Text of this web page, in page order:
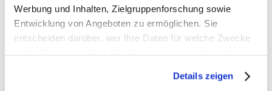
Werbung und Inhalten, Zielgruppenforschung sowie
Entwicklung von Angeboten zu ermöglichen. Sie
entscheiden darüber, wer Ihre Daten für welche Zwecke
Trigger Symbol ändern oder widerrufen
Details zeigen
Richtfest Bernau